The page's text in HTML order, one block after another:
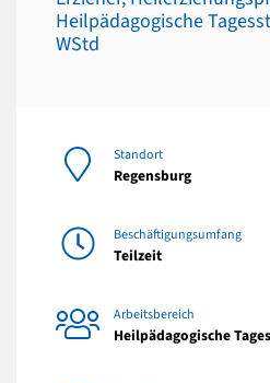
Heilpädagogische
WStd
Standort
Regensburg
Beschäftigungsumfang
Teilzeit
Arbeitsbereich
Heilpädagogische